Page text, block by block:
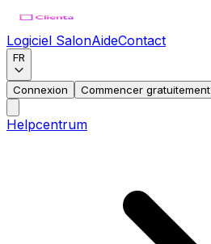
Logiciel SalonAideContact
FR
Connexion Commencer gratuitement
Helpcentrum